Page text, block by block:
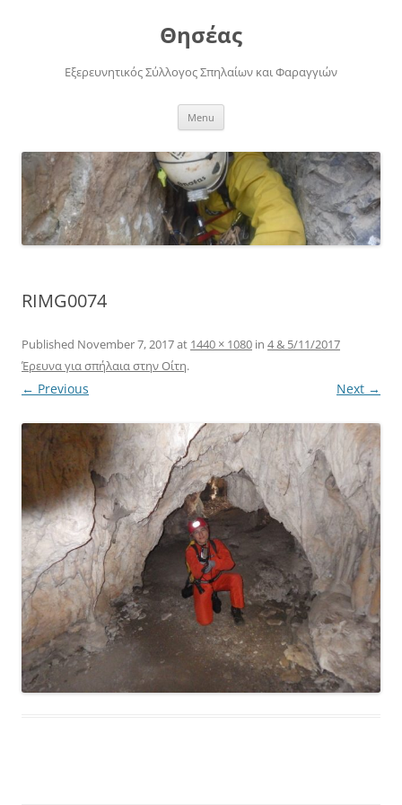
Θησέας
Εξερευνητικός Σύλλογος Σπηλαίων και Φαραγγιών
Menu
RIMG0074
Published November 7, 2017at 1440 × 1080 in 4 & 5/11/2017
Έρευνα για σπήλαια στην Οίτη.
← Previous Next →